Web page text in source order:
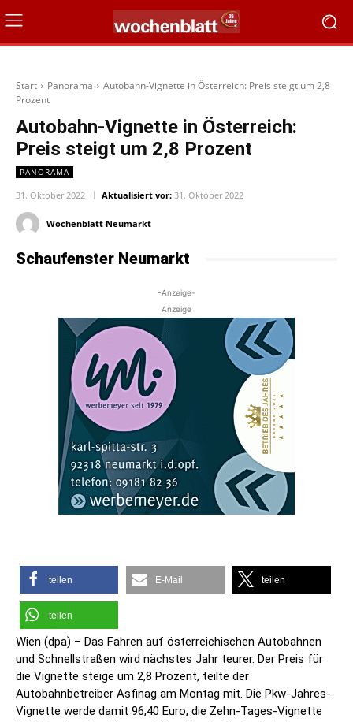
Start Panorama
Autobahn-Vignette in Österreich: Preis steigt um 2,8
Prozent
Autobahn-Vignette in Österreich:
Preis steigt um 2,8 Prozent
PANORAMA
31. Oktober 2022 Aktualisiert vor: 31. Oktober 2022
Wochenblatt Neumarkt
Schaufenster Neumarkt
-Anzeige-
Anzeige
teilen E-Mail teilen
teilen
Wien (dpa) – Das Fahren auf österreichischen Autobahnen
und Schnellstraßen wird nächstes Jahr teurer. Der Preis für
die Vignette steige um 2,8 Prozent, teilte der
Autobahnbetreiber Asfinag am Montag mit. Die Pkw-Jahres-
Vignette werde damit 96,40 Euro, die Zehn-Tages-Vignette